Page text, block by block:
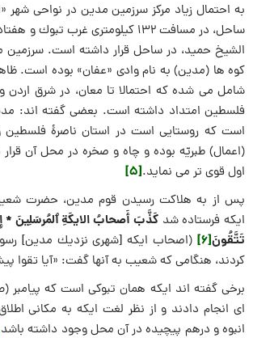
به احتمال زياد مركز سرزمين مدين در نواحى شهر
ساحل، در مسافت 132 كيلومترى غرب
الشيخ حميد، در ساحل قرار داشته است. سرزمين
كوه ها (مدين) به نام وادى «عفان» بوده است.
شامل مى شده كه احتمالا تا معان، در شرق اردن
فلسطين امتداد داشته است. بعضى گفته اند:
است كه روستايى است در استان ناصرۀ فلسطين
(اعمال) طبريّه بوده و چاه و صخره در محل آن
اول قوى تر مى نمايد.[5]
پس از به هلاکت رسیدن قوم مدین، حضرت
ایکه فرستاده شدكَذَّبَ أَصحابُ الايكَةِٱلمُرسَلِينَ *
تَتَّقُونَ[6]
(اصحاب ايكه [شهرى نزديك مدين]
كردند، هنگامى كه شعيب به آنها گفت: «آيا تقوا
برخی گفته اند ایکه همان تبوکی است که
ای انجام دادند و از نظر لغت ایکه به مکانی
انبوه و درهم پيچيده در آن محل وجود داشته